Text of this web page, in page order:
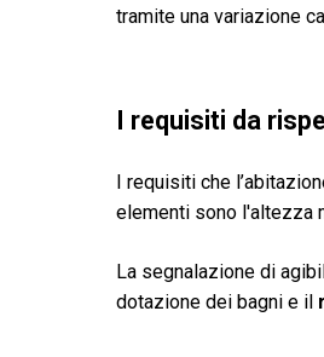
tramite una variazione
I requisiti da
I requisiti che
elementi sono l'altezza
La segnalazione di
dotazione dei bagni e il